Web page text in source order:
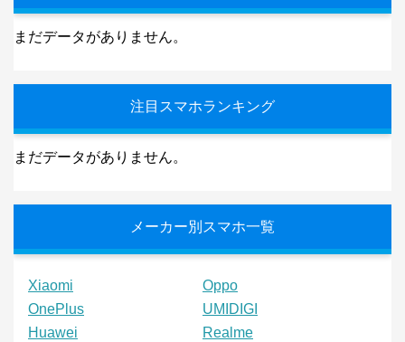
まだデータがありません。
注目スマホランキング
まだデータがありません。
メーカー別スマホ一覧
Xiaomi
Oppo
OnePlus
UMIDIGI
Huawei
Realme